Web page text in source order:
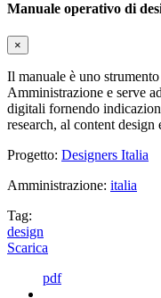
Manuale operativo di
×
Il manuale è uno
Amministrazione e serve
digitali fornendo
research, al content design
Progetto: Designers Italia
Amministrazione: italia
Tag:
design
Scarica
pdf